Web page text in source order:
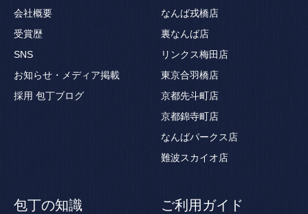
会社概要
受賞歴
SNS
お知らせ・メディア掲載
採用 包丁ブログ
なんば戎橋店
裏なんば店
リンクス梅田店
東京合羽橋店
京都先斗町店
京都錦寺町店
なんばパークス店
難波スカイオ店
包丁の知識 ご利用ガイド